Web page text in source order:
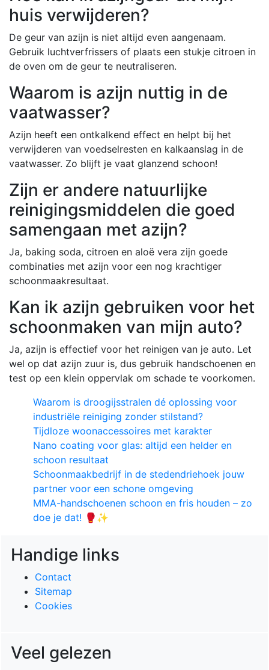
huis verwijderen?
De geur van azijn is niet altijd even aangenaam.
Gebruik luchtverfrissers of plaats een stukje citroen in
de oven om de geur te neutraliseren.
Waarom is azijn nuttig in de
vaatwasser?
Azijn heeft een ontkalkend effect en helpt bij het
verwijderen van voedselresten en kalkaanslag in de
vaatwasser. Zo blijft je vaat glanzend schoon!
Zijn er andere natuurlijke
reinigingsmiddelen die goed
samengaan met azijn?
Ja, baking soda, citroen en aloë vera zijn goede
combinaties met azijn voor een nog krachtiger
schoonmaakresultaat.
Kan ik azijn gebruiken voor het
schoonmaken van mijn auto?
Ja, azijn is effectief voor het reinigen van je auto. Let
wel op dat azijn zuur is, dus gebruik handschoenen en
test op een klein oppervlak om schade te voorkomen.
Waarom is droogijsstralen dé oplossing voor
industriële reiniging zonder stilstand?
Tijdloze woonaccessoires met karakter
Nano coating voor glas: altijd een helder en
schoon resultaat
Schoonmaakbedrijf in de stedendriehoek jouw
partner voor een schone omgeving
MMA-handschoenen schoon en fris houden – zo
doe je dat! 🥊✨
Handige links
Contact
Sitemap
Cookies
Veel gelezen